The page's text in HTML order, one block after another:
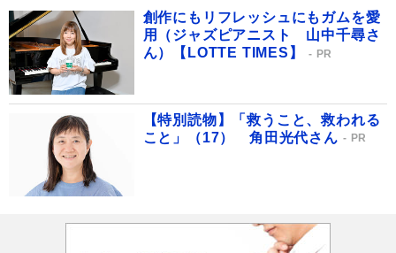
創作にもリフレッシュにもガムを愛
用（ジャズピアニスト 山中千尋さ
ん）【LOTTE TIMES】
PR
【特別読物】「救うこと、救われる
こと」（17） 角田光代さん
PR